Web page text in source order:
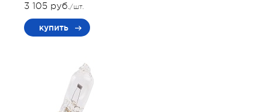
3 105 руб./шт.
купить